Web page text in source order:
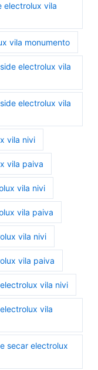
electrolux vila
vila monumento
electrolux vila
electrolux vila
vila nivi
vila paiva
vila nivi
vila paiva
vila nivi
vila paiva
vila nivi
vila
secar electrolux